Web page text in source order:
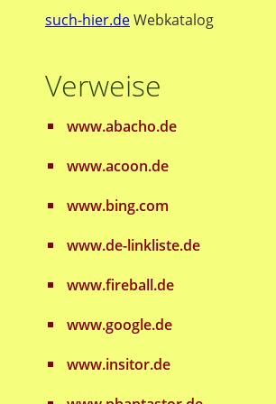
such-hier.deWebkatalog
Verweise
www.abacho.de
www.acoon.de
www.bing.com
www.de-linkliste.de
www.fireball.de
www.google.de
www.insitor.de